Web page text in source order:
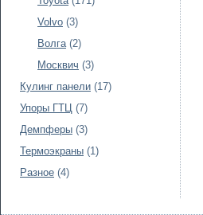
Volvo (3)
Волга (2)
Москвич (3)
Кулинг панели (17)
Упоры ГТЦ (7)
Демпферы (3)
Термоэкраны (1)
Разное (4)